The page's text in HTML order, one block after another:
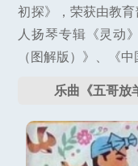
初探》，荣获由教
人扬琴专辑《灵动
（图解版）》、《
乐曲《五哥放